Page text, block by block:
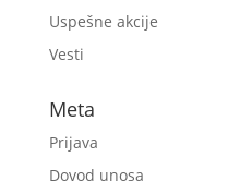
Uspešne akcije
Vesti
Meta
Prijava
Dovod unosa